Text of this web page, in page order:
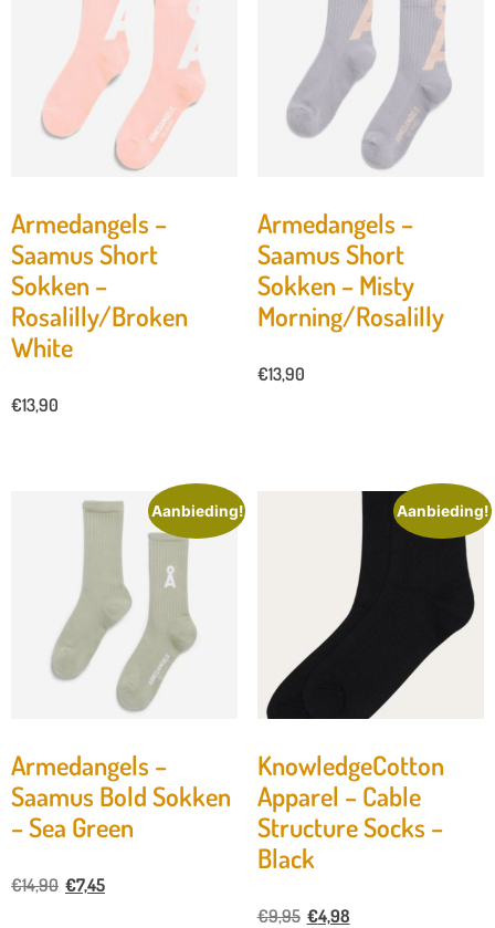
Armedangels –
Saamus Short
Sokken –
Rosalilly/Broken
White
€13,90
Armedangels –
Saamus Short
Sokken – Misty
Morning/Rosalilly
€13,90
Aanbieding!
Armedangels –
Saamus Bold Sokken
– Sea Green
€14,90 €7,45
Aanbieding!
KnowledgeCotton
Apparel – Cable
Structure Socks –
Black
€9,95 €4,98